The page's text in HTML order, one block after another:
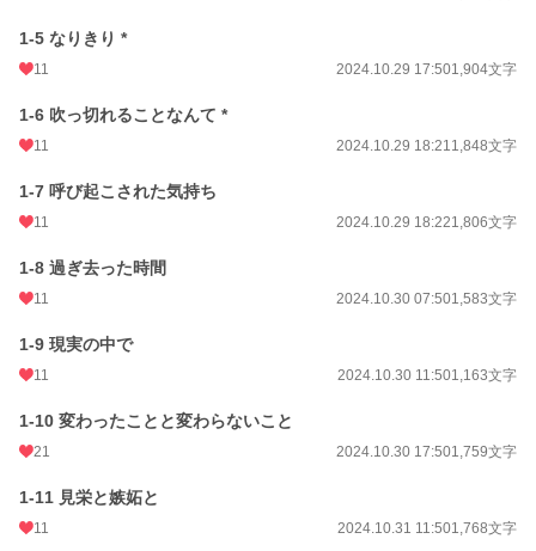
初回完結日時 2024.11.22 17:58
累計ポイント
1-5 なりきり *
11 2024.10.29 17:501,904文字
1-6 吹っ切れることなんて *
11 2024.10.29 18:211,848文字
1-7 呼び起こされた気持ち
11 2024.10.29 18:221,806文字
1-8 過ぎ去った時間
11 2024.10.30 07:501,583文字
1-9 現実の中で
11 2024.10.30 11:501,163文字
1-10 変わったことと変わらないこと
21 2024.10.30 17:501,759文字
1-11 見栄と嫉妬と
11 2024.10.31 11:501,768文字